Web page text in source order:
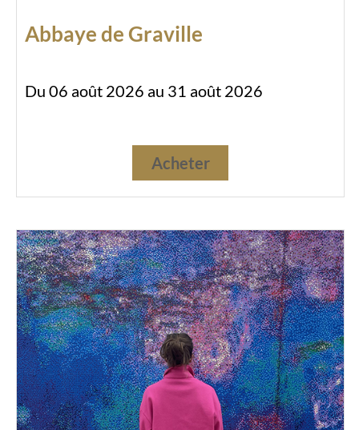
Abbaye de Graville
Du 06 août 2026 au 31 août 2026
Acheter